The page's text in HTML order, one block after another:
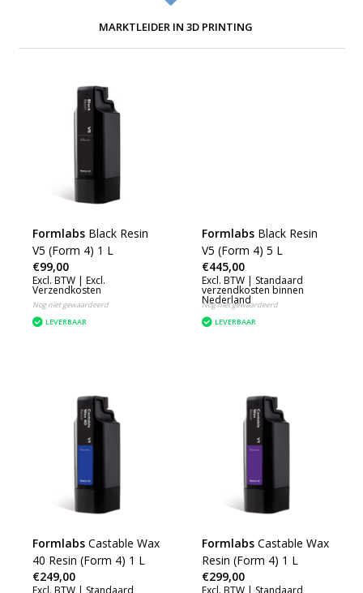
MARKTLEIDER IN 3D PRINTING
Formlabs Black Resin
V5 (Form 4) 1 L
€99,00
Excl. BTW | Excl.
Verzendkosten
Nog niet gewaardeerd
LEVERBAAR
Formlabs Black Resin
V5 (Form 4) 5 L
€445,00
Excl. BTW | Standaard
verzendkosten binnen
Nederland
Nog niet gewaardeerd
LEVERBAAR
Formlabs Castable Wax
40 Resin (Form 4) 1 L
€249,00
Excl. BTW | Standaard
Formlabs Castable Wax
Resin (Form 4) 1 L
€299,00
Excl. BTW | Standaard